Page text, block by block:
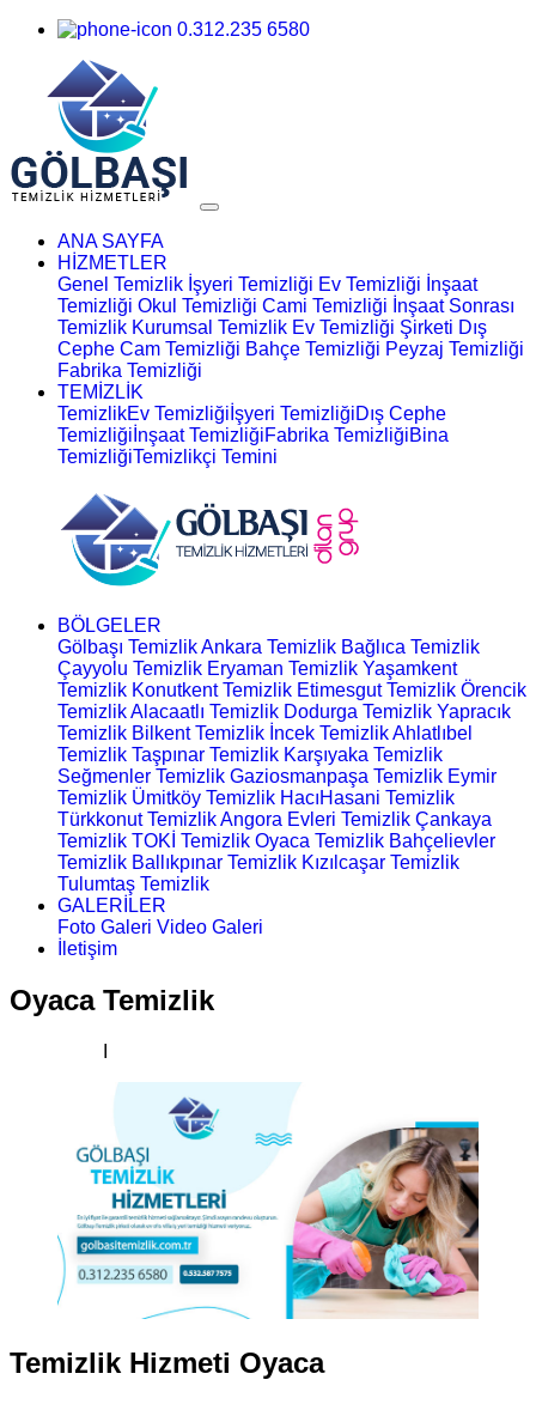
0.312.235 6580
ANA SAYFA
HİZMETLER
Genel Temizlik İşyeri Temizliği Ev Temizliği İnşaat
Temizliği Okul Temizliği Cami Temizliği İnşaat Sonrası
Temizlik Kurumsal Temizlik Ev Temizliği Şirketi Dış
Cephe Cam Temizliği Bahçe Temizliği Peyzaj Temizliği
Fabrika Temizliği
TEMİZLİK
TemizlikEv Temizliği İşyeri TemizliğiDış Cephe
Temizliği İnşaat TemizliğiFabrika TemizliğiBina
TemizliğiTemizlikçi Temini
BÖLGELER
Gölbaşı TemizlikAnkara Temizlik Bağlıca Temizlik
Çayyolu Temizlik Eryaman Temizlik Yaşamkent
Temizlik Konutkent Temizlik Etimesgut Temizlik Örencik
TemizlikAlacaatlı Temizlik Dodurga Temizlik Yapracık
Temizlik Bilkent Temizlik İncek TemizlikAhlatlıbel
Temizlik Taşpınar Temizlik Karşıyaka Temizlik
Seğmenler Temizlik Gaziosmanpaşa Temizlik Eymir
Temizlik Ümitköy Temizlik HacıHasani Temizlik
Türkkonut TemizlikAngora Evleri Temizlik Çankaya
Temizlik TOKİ Temizlik Oyaca Temizlik Bahçelievler
Temizlik Ballıkpınar Temizlik Kızılcaşar Temizlik
Tulumtaş Temizlik
GALERİLER
Foto Galeri Video Galeri
İletişim
Oyaca Temizlik
Temizlik Hizmeti Oyaca